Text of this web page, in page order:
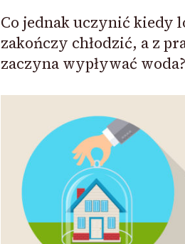
Co jednak uczynić kiedy
zakończy chłodzić, a z
zaczyna wypływać woda?